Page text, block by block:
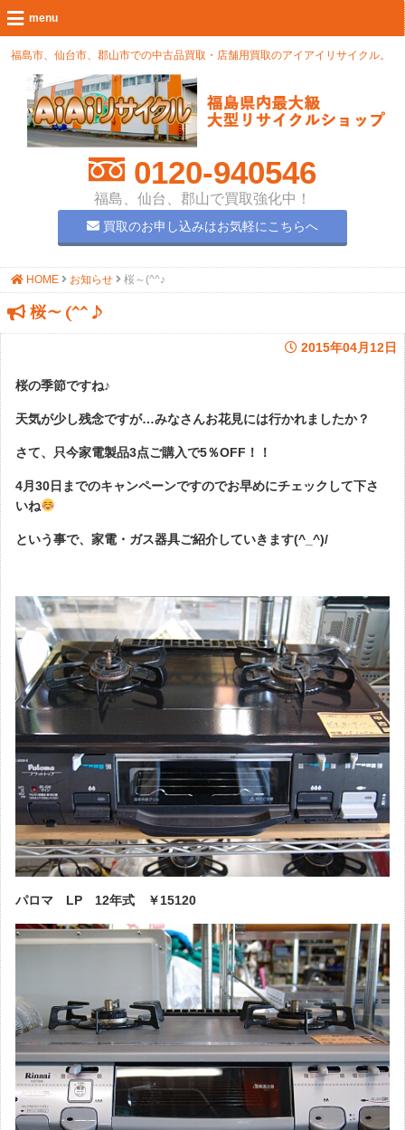
福島市、仙台市、郡山市での中古品買取・店舗用買取のアイアイリサイクル。
0120-940546
福島、仙台、郡山で買取強化中！
買取のお申し込みはお気軽にこちらへ
HOME お知らせ 桜～(^^♪
桜～(^^♪
2015年04月12日
桜の季節ですね♪
天気が少し残念ですが…みなさんお花見には行かれましたか？
さて、只今家電製品3点ご購入で5％OFF！！
4月30日までのキャンペーンですのでお早めにチェックして下さ
いね
という事で、家電・ガス器具ご紹介していきます(^_^)/
パロマ LP 12年式 ￥15120